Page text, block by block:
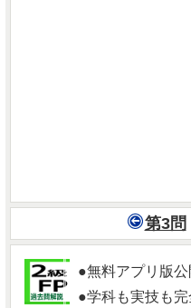
第3問
●無料アプリ版公
●学科も実技も完